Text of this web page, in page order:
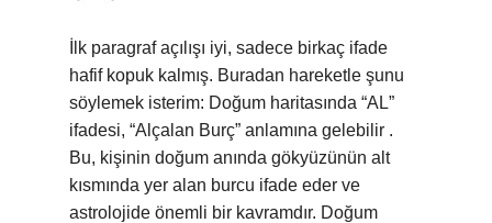
İlk paragraf açılışı iyi, sadece birkaç ifade
hafif kopuk kalmış. Buradan hareketle şunu
söylemek isterim: Doğum haritasında “AL”
ifadesi, “Alçalan Burç” anlamına gelebilir .
Bu, kişinin doğum anında gökyüzünün alt
kısmında yer alan burcu ifade eder ve
astrolojide önemli bir kavramdır. Doğum